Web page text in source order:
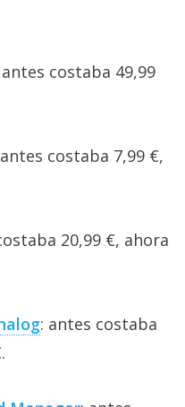
antes costaba 49,99
costaba 7,99 €,
20,99 €, ahora
: antes costaba